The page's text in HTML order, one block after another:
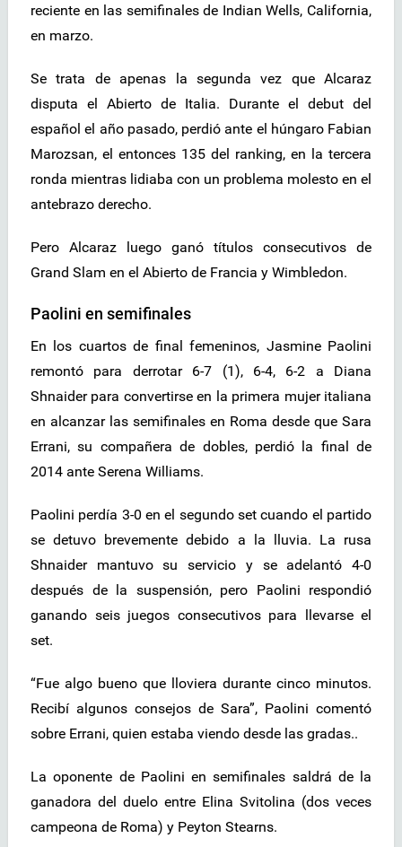
reciente en las semifinales de Indian Wells, California,
en marzo.
Se trata de apenas la segunda vez que Alcaraz
disputa el Abierto de Italia. Durante el debut del
español el año pasado, perdió ante el húngaro Fabian
Marozsan, el entonces 135 del ranking, en la tercera
ronda mientras lidiaba con un problema molesto en el
antebrazo derecho.
Pero Alcaraz luego ganó títulos consecutivos de
Grand Slam en el Abierto de Francia y Wimbledon.
Paolini en semifinales
En los cuartos de final femeninos, Jasmine Paolini
remontó para derrotar 6-7 (1), 6-4, 6-2 a Diana
Shnaider para convertirse en la primera mujer italiana
en alcanzar las semifinales en Roma desde que Sara
Errani, su compañera de dobles, perdió la final de
2014 ante Serena Williams.
Paolini perdía 3-0 en el segundo set cuando el partido
se detuvo brevemente debido a la lluvia. La rusa
Shnaider mantuvo su servicio y se adelantó 4-0
después de la suspensión, pero Paolini respondió
ganando seis juegos consecutivos para llevarse el
set.
“Fue algo bueno que lloviera durante cinco minutos.
Recibí algunos consejos de Sara”, Paolini comentó
sobre Errani, quien estaba viendo desde las gradas..
La oponente de Paolini en semifinales saldrá de la
ganadora del duelo entre Elina Svitolina (dos veces
campeona de Roma) y Peyton Stearns.